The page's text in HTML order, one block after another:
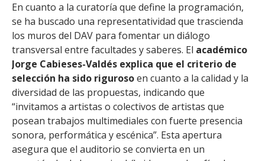
En cuanto a la curatoría que define la programación,
se ha buscado una representatividad que trascienda
los muros del DAV para fomentar un diálogo
transversal entre facultades y saberes. El académico
Jorge Cabieses-Valdés explica que el criterio de
selección ha sido rigurosoen cuanto a la calidad y la
diversidad de las propuestas, indicando que
“invitamos a artistas o colectivos de artistas que
posean trabajos multimediales con fuerte presencia
sonora, performática y escénica”. Esta apertura
asegura que el auditorio se convierta en un